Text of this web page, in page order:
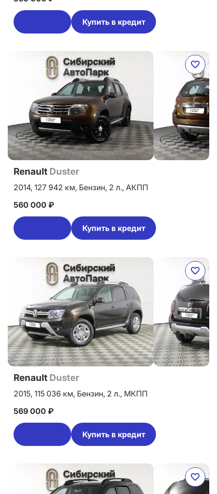
Купить в кредит
Renault Duster
2014, 127 942 км, Бензин, 2 л., АКПП
560 000 ₽
Купить в кредит
Renault Duster
2015, 115 036 км, Бензин, 2 л., МКПП
569 000 ₽
Купить в кредит